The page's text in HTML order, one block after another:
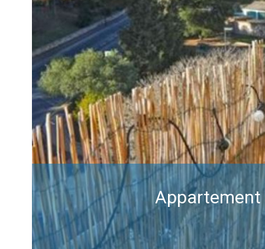
Appartement